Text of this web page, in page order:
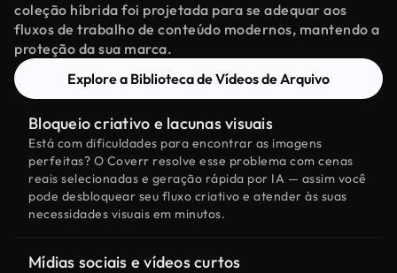
coleção híbrida foi projetada para se adequar aos
fluxos de trabalho de conteúdo modernos, mantendo a
proteção da sua marca.
Explore a Biblioteca de Vídeos de Arquivo
Bloqueio criativo e lacunas visuais
Está com dificuldades para encontrar as imagens
perfeitas? O Coverr resolve esse problema com cenas
reais selecionadas e geração rápida por IA — assim você
pode desbloquear seu fluxo criativo e atender às suas
necessidades visuais em minutos.
Mídias sociais e vídeos curtos